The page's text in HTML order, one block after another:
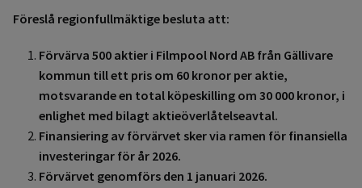
Föreslå regionfullmäktige besluta att:
Förvärva 500 aktier i Filmpool Nord AB från Gällivare
kommun till ett pris om 60 kronor per aktie,
motsvarande en total köpeskilling om 30 000 kronor, i
enlighet med bilagt aktieöverlåtelseavtal.
Finansiering av förvärvet sker via ramen för finansiella
investeringar för år 2026.
Förvärvet genomförs den 1 januari 2026.